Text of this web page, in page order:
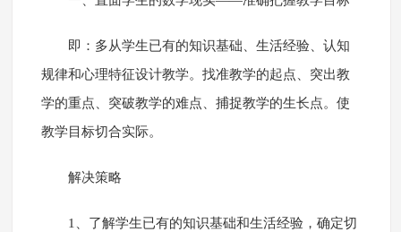
即：多从学生已有的知识基础、生活经验、认知
规律和心理特征设计教学。找准教学的起点、突出教
学的重点、突破教学的难点、捕捉教学的生长点。使
教学目标切合实际。
解决策略
1、了解学生已有的知识基础和生活经验，确定切